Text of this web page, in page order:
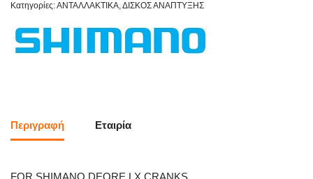
Κατηγορίες:ΑΝΤΑΛΛΑΚΤΙΚΑ,ΔΙΣΚΟΣ ΑΝΑΠΤΥΞΗΣ
Περιγραφή Εταιρία
FOR SHIMANO DEORE LX CRANKS.